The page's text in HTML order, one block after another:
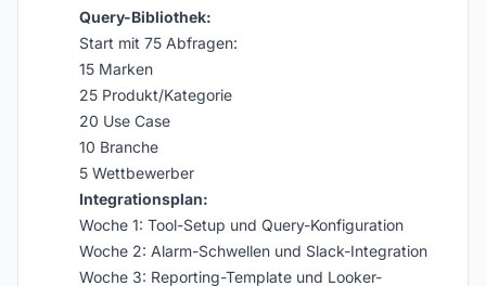
Query-Bibliothek:
Start mit 75 Abfragen:
15 Marken
25 Produkt/Kategorie
20 Use Case
10 Branche
5 Wettbewerber
Integrationsplan:
Woche 1: Tool-Setup und Query-Konfiguration
Woche 2: Alarm-Schwellen und Slack-Integration
Woche 3: Reporting-Template und Looker-